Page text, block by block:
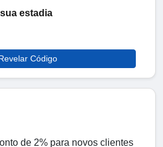
estadia
Código